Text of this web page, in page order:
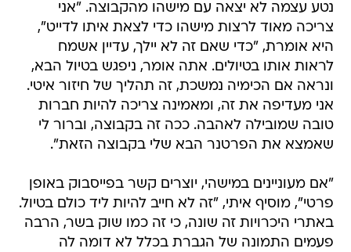
נטע עצמה לא יצאה עם מישהו מהקבוצה. "אני
צריכה מאוד לרצות מישהו כדי לצאת איתו לדייט",
היא אומרת, "כדי שאם זה לא יילך, עדיין אשמח
לראות אותו בטיולים. אתה אומר, ניפגש בטיול הבא,
ונראה אם הכימיה נמשכת, זה תהליך של חיזור איטי.
אני מעדיפה את זה, ומאמינה צריכה להיות חברות
טובה שמובילה לאהבה. ככה זה בקבוצה, וברור לי
שאמצא את הפרטנר הבא שלי בקבוצה הזאת".
"אם מעוניינים במישהי, יוצרים קשר בפייסבוק באופן
פרטי", מוסיף איתי, "זה לא חייב להיות ליד כולם בטיול.
באתרי היכרויות זה שונה, כי זה כמו שוק בשר, הרבה
פעמים התמונה של הגברת בכלל לא דומה לה